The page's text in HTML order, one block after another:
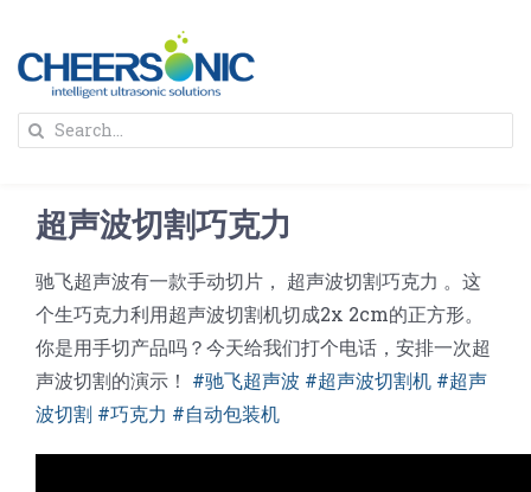
content
解决方案
蛋糕切割机
圆蛋糕切割机
奶酪切片
超声波设备
公司新闻
Search
超声波切割巧克力
驰飞超声波有一款手动切片， 超声波切割巧克力 。这
个生巧克力利用超声波切割机切成2x 2cm的正方形。
你是用手切产品吗？今天给我们打个电话，安排一次超
声波切割的演示！ #驰飞超声波 #超声波切割机 #超声
波切割 #巧克力 #自动包装机